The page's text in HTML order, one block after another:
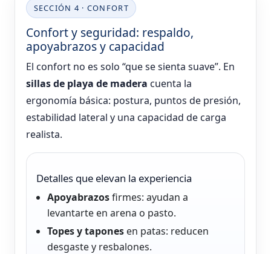
SECCIÓN 4 · CONFORT
Confort y seguridad: respaldo,
apoyabrazos y capacidad
El confort no es solo “que se sienta suave”. En
sillas de playa de madera cuenta la
ergonomía básica: postura, puntos de presión,
estabilidad lateral y una capacidad de carga
realista.
Detalles que elevan la experiencia
Apoyabrazosfirmes: ayudan a
levantarte en arena o pasto.
Topes y taponesen patas: reducen
desgaste y resbalones.